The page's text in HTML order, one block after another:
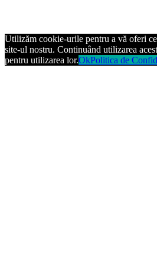
Utilizăm cookie-urile pentru a vă oferi
site-ul nostru. Continuând utilizarea
pentru utilizarea lor.OkPolitica de